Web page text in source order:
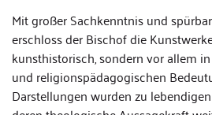
Mit großer Sachkenntnis und
erschloss der Bischof die
kunsthistorisch, sondern vor allem
und religionspädagogischen
Darstellungen wurden zu